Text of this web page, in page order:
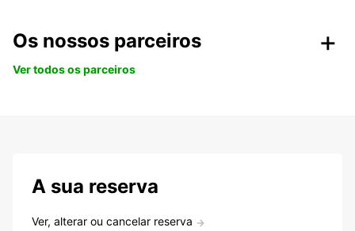
Os nossos parceiros
Ver todos os parceiros
A sua reserva
Ver, alterar ou cancelar reserva